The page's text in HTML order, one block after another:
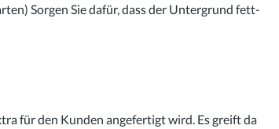
Sorgen Sie dafür, dass der Untergrund fett-
für den Kunden angefertigt wird. Es greift da